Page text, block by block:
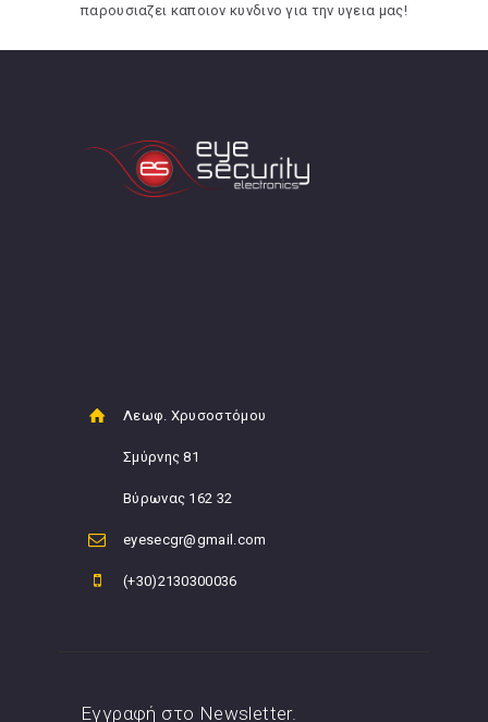
παρουσιαζει καποιον κυνδινο για την υγεια μας!
Λεωφ. Χρυσοστόμου
Σμύρνης 81
Βύρωνας 162 32
eyesecgr@gmail.com
(+30)2130300036
Εγγραφή στο Newsletter.